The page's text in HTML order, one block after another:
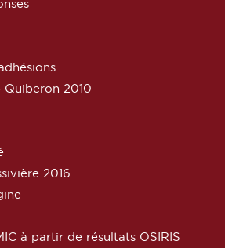
Quiberon 2010
2016
à partir de résultats OSIRIS